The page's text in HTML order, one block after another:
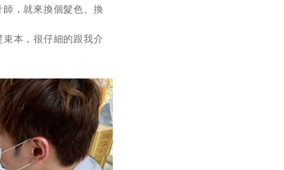
，就來換個髮色、換
本，很仔細的跟我介